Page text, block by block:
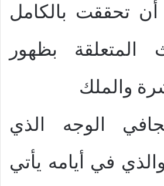
أن تحققت بالكامل
المتعلقة بظهور
والملك
الوجه الذي
في أيامه يأتي